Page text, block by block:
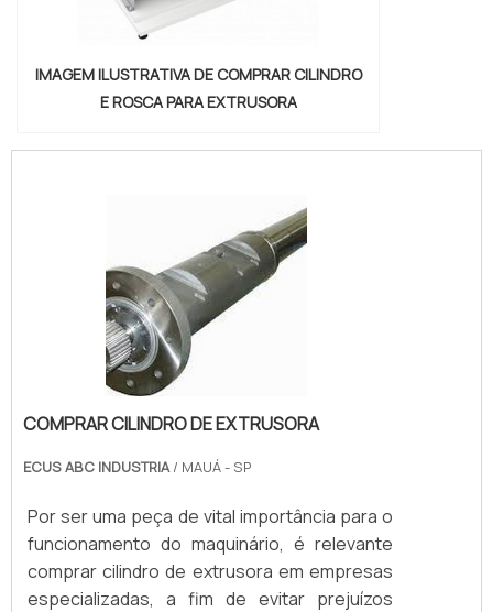
IMAGEM ILUSTRATIVA DE COMPRAR CILINDRO
E ROSCA PARA EXTRUSORA
COMPRAR CILINDRO DE EXTRUSORA
ECUS ABC INDUSTRIA / MAUÁ - SP
Por ser uma peça de vital importância para o
funcionamento do maquinário, é relevante
comprar cilindro de extrusora em empresas
especializadas, a fim de evitar prejuízos